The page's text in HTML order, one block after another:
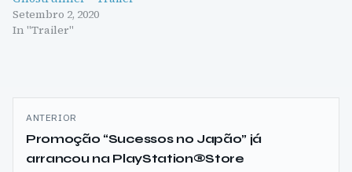
Setembro 2, 2020
In "Trailer"
Navegação
de
ANTERIOR
Promoção “Sucessos no Japão” já
arrancou na PlayStation®Store